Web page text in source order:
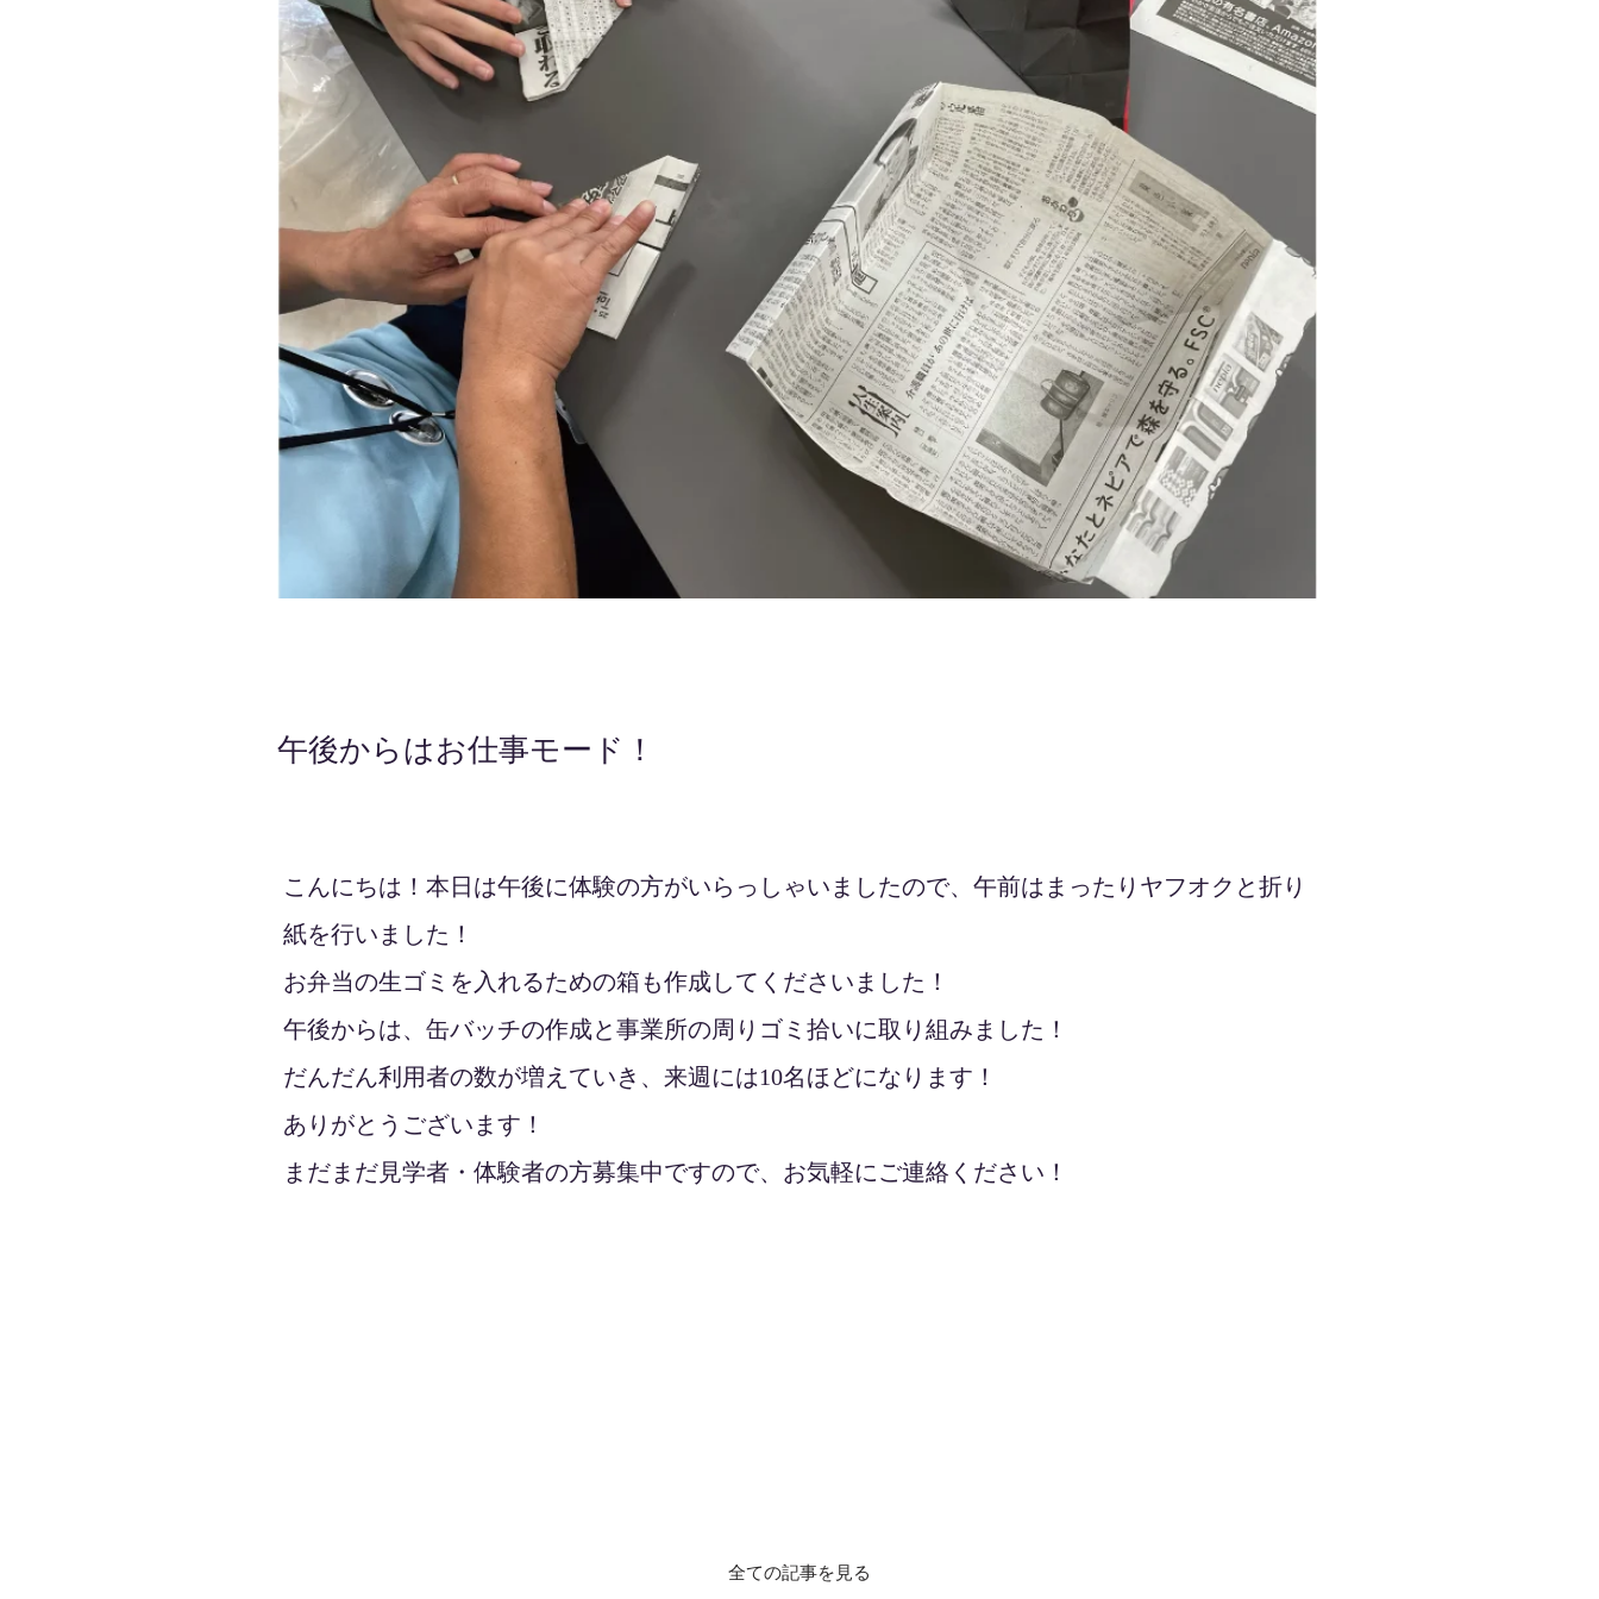
2021年10月14日
午後からはお仕事モード！
こんにちは！本日は午後に体験の方がいらっしゃいましたので、午前はまったりヤフオクと折り
紙を行いました！
お弁当の生ゴミを入れるための箱も作成してくださいました！
午後からは、缶バッチの作成と事業所の周りゴミ拾いに取り組みました！
だんだん利用者の数が増えていき、来週には10名ほどになります！
ありがとうございます！
まだまだ見学者・体験者の方募集中ですので、お気軽にご連絡ください！
全ての記事を見る